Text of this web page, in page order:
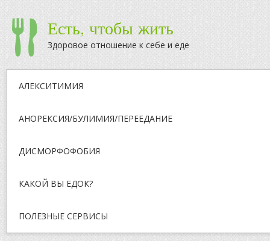
Есть, чтобы жить
Здоровое отношение к себе и еде
АЛЕКСИТИМИЯ
АНОРЕКСИЯ/БУЛИМИЯ/ПЕРЕЕДАНИЕ
ДИСМОРФОФОБИЯ
КАКОЙ ВЫ ЕДОК?
ПОЛЕЗНЫЕ СЕРВИСЫ